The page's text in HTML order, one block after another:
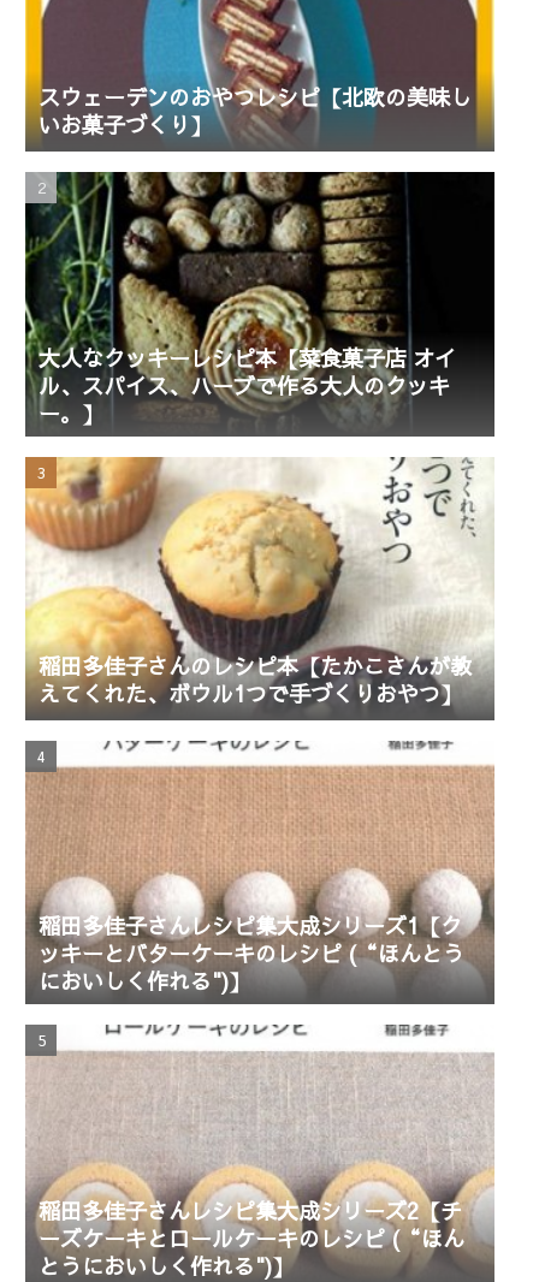
スウェーデンのおやつレシピ【北欧の美味し
いお菓子づくり】
大人なクッキーレシピ本【菜食菓子店 オイ
ル、スパイス、ハーブで作る大人のクッキ
ー。】
稲田多佳子さんのレシピ本【たかこさんが教
えてくれた、ボウル1つで手づくりおやつ】
稲田多佳子さんレシピ集大成シリーズ1【ク
ッキーとバターケーキのレシピ (“ほんとう
においしく作れる")】
稲田多佳子さんレシピ集大成シリーズ2【チ
ーズケーキとロールケーキのレシピ (“ほん
とうにおいしく作れる")】